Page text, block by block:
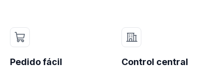
Pedido fácil Control central